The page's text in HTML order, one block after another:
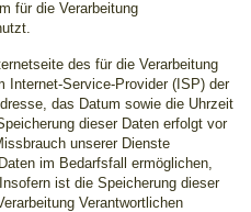
für die Verarbeitung
des für die Verarbeitung
Internet-Service-Provider (ISP) der
das Datum sowie die Uhrzeit
dieser Daten erfolgt vor
unserer Dienste
im Bedarfsfall ermöglichen,
ist die Speicherung dieser
Verantwortlichen